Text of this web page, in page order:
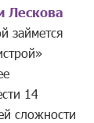
Лескова
займется
14
сложности